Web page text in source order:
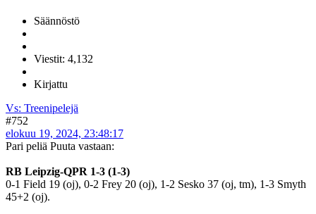
Säännöstö
Viestit: 4,132
Kirjattu
Vs: Treenipelejä
#752
elokuu 19, 2024, 23:48:17
Pari peliä Puuta vastaan:
RB Leipzig-QPR 1-3 (1-3)
0-1 Field 19 (oj), 0-2 Frey 20 (oj), 1-2 Sesko 37 (oj, tm), 1-3 Smyth
45+2 (oj).